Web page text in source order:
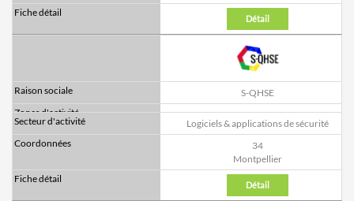
Détail
S-QHSE
Logiciels & applications de sécurité
34
Montpellier
Détail